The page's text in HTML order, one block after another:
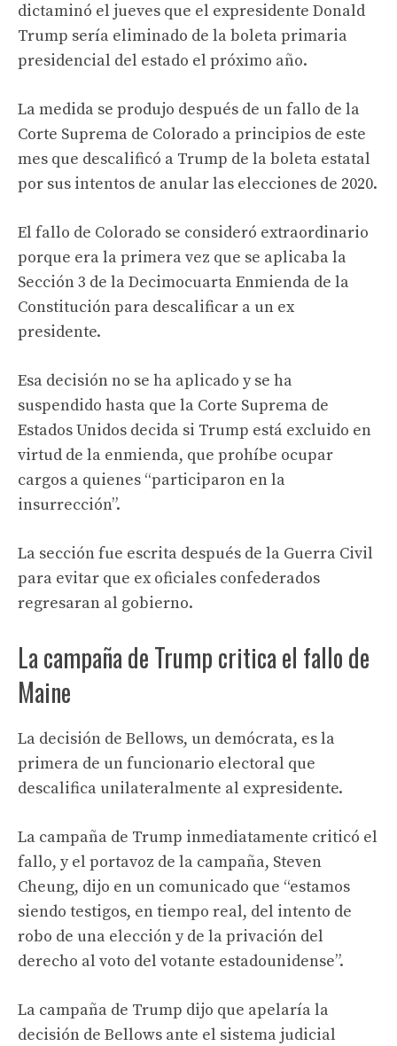
dictaminó el jueves que el expresidente Donald
Trump sería eliminado de la boleta primaria
presidencial del estado el próximo año.
La medida se produjo después de un fallo de la
Corte Suprema de Colorado a principios de este
mes que descalificó a Trump de la boleta estatal
por sus intentos de anular las elecciones de 2020.
El fallo de Colorado se consideró extraordinario
porque era la primera vez que se aplicaba la
Sección 3 de la Decimocuarta Enmienda de la
Constitución para descalificar a un ex
presidente.
Esa decisión no se ha aplicado y se ha
suspendido hasta que la Corte Suprema de
Estados Unidos decida si Trump está excluido en
virtud de la enmienda, que prohíbe ocupar
cargos a quienes “participaron en la
insurrección”.
La sección fue escrita después de la Guerra Civil
para evitar que ex oficiales confederados
regresaran al gobierno.
La campaña de Trump critica el fallo de
Maine
La decisión de Bellows, un demócrata, es la
primera de un funcionario electoral que
descalifica unilateralmente al expresidente.
La campaña de Trump inmediatamente criticó el
fallo, y el portavoz de la campaña, Steven
Cheung, dijo en un comunicado que “estamos
siendo testigos, en tiempo real, del intento de
robo de una elección y de la privación del
derecho al voto del votante estadounidense”.
La campaña de Trump dijo que apelaría la
decisión de Bellows ante el sistema judicial